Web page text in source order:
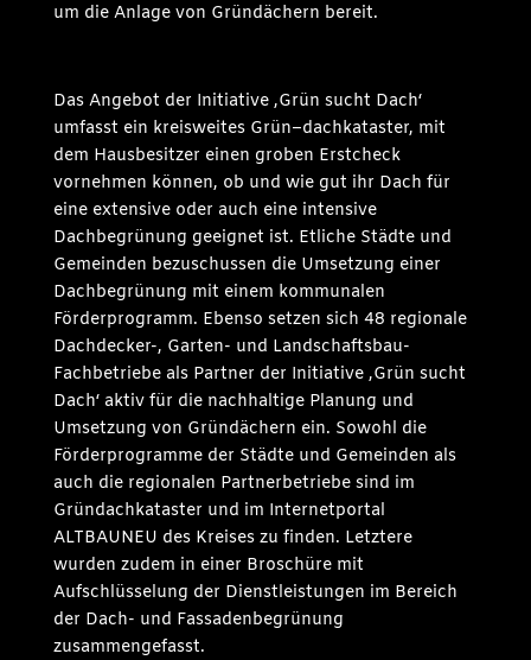
um die Anlage von Gründächern bereit.
Das Angebot der Initiative ‚Grün sucht Dach‘
umfasst ein kreisweites Grün­­–dachkataster, mit
dem Hausbesitzer einen groben Erstcheck
vornehmen können, ob und wie gut ihr Dach für
eine extensive oder auch eine intensive
Dachbegrünung geeignet ist. Etliche Städte und
Gemeinden bezuschussen die Umsetzung einer
Dachbegrünung mit einem kommunalen
Förderprogramm. Ebenso setzen sich 48 regionale
Dachdecker-, Garten- und Landschaftsbau-
Fachbetriebe als Partner der Initiative ‚Grün sucht
Dach‘ aktiv für die nachhaltige Planung und
Umsetzung von Gründächern ein. Sowohl die
Förderprogramme der Städte und Gemeinden als
auch die regionalen Partnerbetriebe sind im
Gründachkataster und im Internetportal
ALTBAUNEU des Kreises zu finden. Letztere
wurden zudem in einer Broschüre mit
Aufschlüsselung der Dienstleistungen im Bereich
der Dach- und Fassadenbegrünung
zusammengefasst.